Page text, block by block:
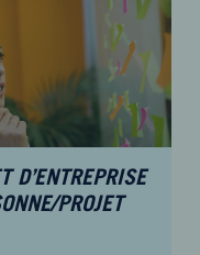
D’ENTREPRISE
PROJET